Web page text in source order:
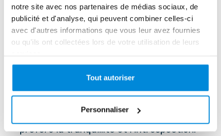
notre site avec nos partenaires de médias sociaux, de
publicité et d'analyse, qui peuvent combiner celles-ci
avec d'autres informations que vous leur avez fournies
ou qu'ils ont collectées lors de votre utilisation de leurs
Tout autoriser
Personnaliser
Rothko est une figure clé du
mouvement Color Field Painting,
compositions de grandes toiles colorées.
abstrait de Jackson Pollock, Rothko
préfère la tranquillité et l’introspection.